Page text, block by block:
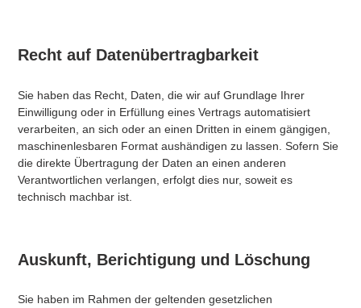
Recht auf Daten­übertrag­barkeit
Sie haben das Recht, Daten, die wir auf Grundlage Ihrer
Einwilligung oder in Erfüllung eines Vertrags automatisiert
verarbeiten, an sich oder an einen Dritten in einem gängigen,
maschinenlesbaren Format aushändigen zu lassen. Sofern Sie
die direkte Übertragung der Daten an einen anderen
Verantwortlichen verlangen, erfolgt dies nur, soweit es
technisch machbar ist.
Auskunft, Berichtigung und Löschung
Sie haben im Rahmen der geltenden gesetzlichen